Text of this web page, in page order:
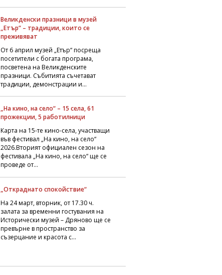
Великденски празници в музей
„Етър“ – традиции, които се
преживяват
От 6 април музей „Етър“ посреща
посетители с богата програма,
посветена на Великденските
празници. Събитията съчетават
традиции, демонстрации и...
„На кино, на село“ – 15 села, 61
прожекции, 5 работилници
Карта на 15-те кино-села, участващи
във фестивал „На кино, на село“
2026.Вторият официален сезон на
фестивала „На кино, на село“ ще се
проведе от...
„Откраднато спокойствие“
На 24 март, вторник, от 17.30 ч.
залата за временни гостувания на
Исторически музей – Дряново ще се
превърне в пространство за
съзерцание и красота с...